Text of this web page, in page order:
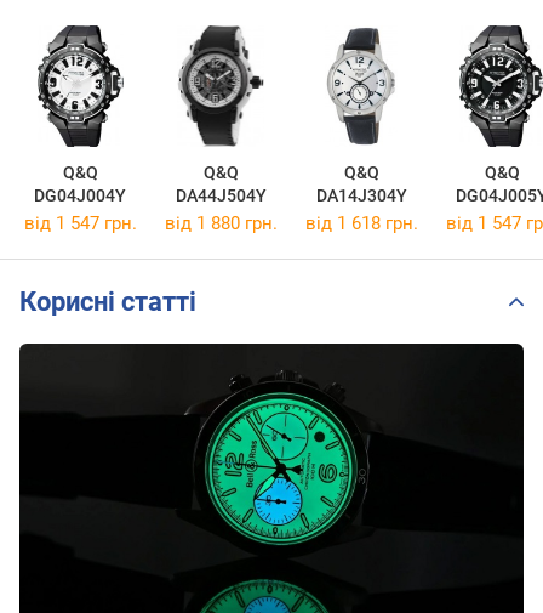
Q&Q
DG04J004Y
Q&Q
DA44J504Y
Q&Q
DA14J304Y
Q&Q
від 1 547 грн. від 1 880 грн. від 1 618 грн. від 1 547
Корисні статті